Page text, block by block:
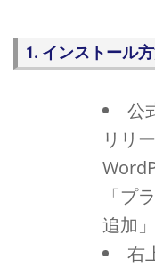
1. インストール
公
リリ
「プ
追加
右